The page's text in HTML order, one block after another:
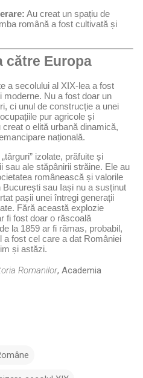
Au creat un spațiu de
română a fost cultivată și
către Europa
a secolului al XIX-lea a fost
moderne. Nu a fost doar un
ci unul de construcție a unei
pur agricole și
o elită urbană dinamică,
națională.
izolate, prăfuite și
sau ale stăpânirii străine. Ele au
românească și valorile
sau Iași nu a susținut
pașii unei întregi generații
Fără această explozie
fi fost doar o răscoală
la 1859 ar fi rămas, probabil,
fost cel care a dat României
și astăzi.
Romanilor, Academia